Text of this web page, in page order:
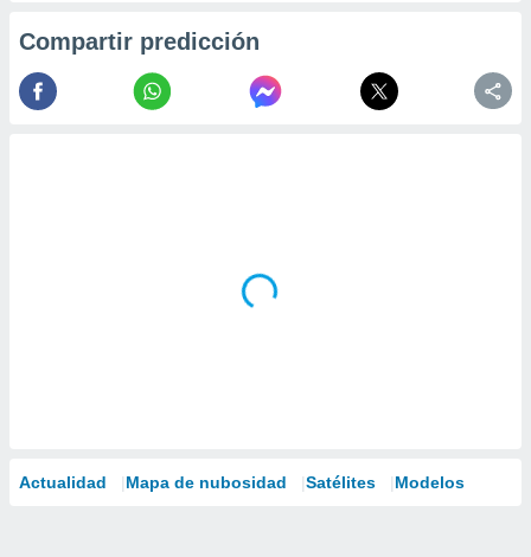
Compartir predicción
Actualidad Mapa de nubosidad Satélites Modelos